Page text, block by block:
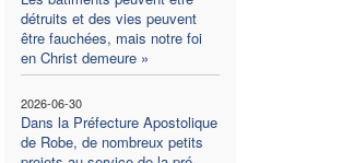
détruits et des vies peuvent
être fauchées, mais notre foi
en Christ demeure »
2026-06-30
Dans la Préfecture Apostolique
de Robe, de nombreux petits